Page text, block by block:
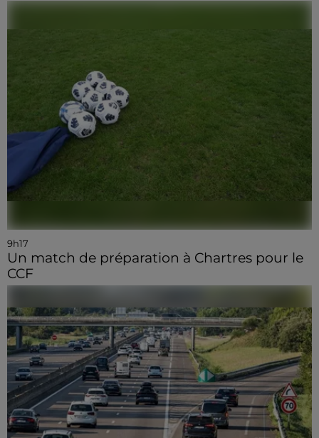
9h17
Un match de préparation à Chartres pour le
CCF